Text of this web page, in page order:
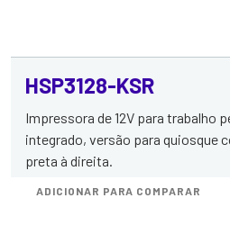
HSP3128-KSR
Impressora de 12V para trabalho
integrado, versão para quiosque
preta à direita.
ADICIONAR PARA COMPARAR